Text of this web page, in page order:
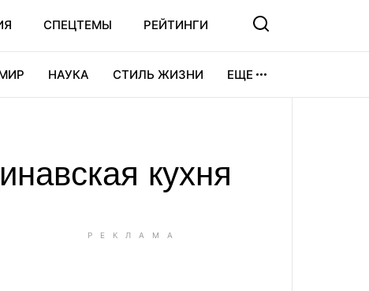
СПЕЦТЕМЫ РЕЙТИНГИ
НАУКА СТИЛЬ ЖИЗНИ ЕЩЕ
кухня